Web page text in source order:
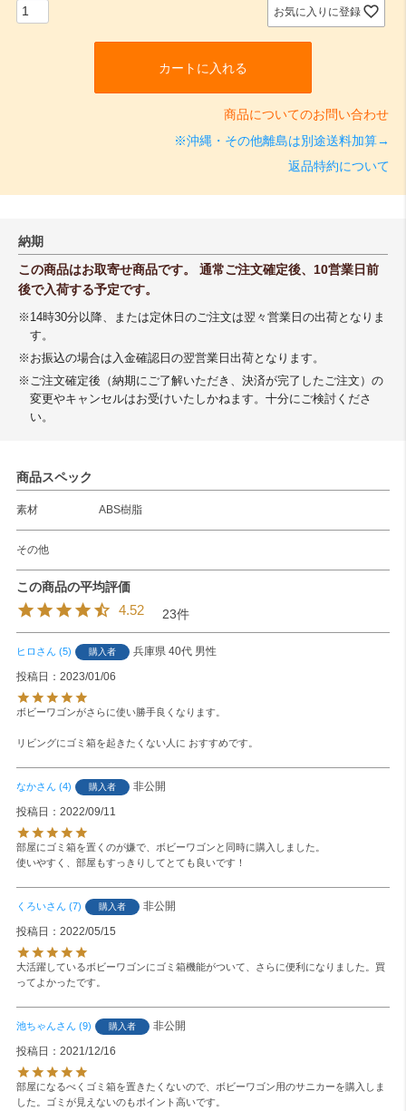
お気に入りに登録
カートに入れる
商品についてのお問い合わせ
※沖縄・その他離島は別途送料加算→
返品特約について
納期
この商品はお取寄せ商品です。 通常ご注文確定後、10営業日前
後で入荷する予定です。
※14時30分以降、または定休日のご注文は翌々営業日の出荷となりま
す。
※お振込の場合は入金確認日の翌営業日出荷となります。
※ご注文確定後（納期にご了解いただき、決済が完了したご注文）の
変更やキャンセルはお受けいたしかねます。十分にご検討くださ
い。
商品スペック
素材 ABS樹脂
その他
4.52 23
ヒロ 5 購入者 兵庫県 40代 男性
投稿日
2023/01/06
ボビーワゴンがさらに使い勝手良くなります。
リビングにゴミ箱を起きたくない人に おすすめです。
なか 4 購入者
非公開
投稿日
2022/09/11
部屋にゴミ箱を置くのが嫌で、ボビーワゴンと同時に購入しました。
使いやすく、部屋もすっきりしてとても良いです！
くろい 7 購入者
非公開
投稿日
2022/05/15
大活躍しているボビーワゴンにゴミ箱機能がついて、さらに便利になりました。買
ってよかったです。
池ちゃん 9 購入者
非公開
投稿日
2021/12/16
部屋になるべくゴミ箱を置きたくないので、ボビーワゴン用のサニカーを購入しま
した。ゴミが見えないのもポイント高いです。